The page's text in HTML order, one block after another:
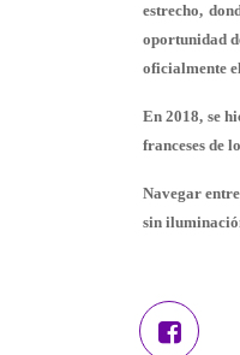
estrecho,
oportunidad
oficialmente
En 2018, se
franceses de
Navegar
sin